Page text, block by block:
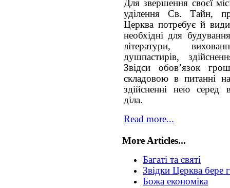
Для звершення своєї
уділення Св. Тайн,
Церква потребує й
необхідні для
літератури,
душпастирів,
Звідси обов’язок
складовою в питанні
здійсненні нею серед
діла.
Read more...
More Articles...
Багаті та святі
Звідки Церква бере
Божа економіка